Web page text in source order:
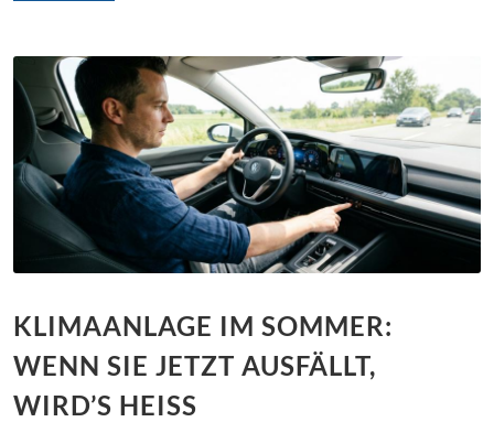
KLIMAANLAGE IM SOMMER:
WENN SIE JETZT AUSFÄLLT,
WIRD’S HEISS